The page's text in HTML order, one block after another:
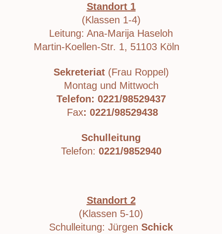
Standort 1
(Klassen 1-4)
Leitung: Ana-Marija Haseloh
Martin-Koellen-Str. 1, 51103 Köln
Sekreteriat(Frau Roppel)
Montag und Mittwoch
Telefon: 0221/98529437
Fax: 0221/98529438
Schulleitung
Telefon: 0221/9852940
Standort 2
(Klassen 5-10)
Schulleitung: Jürgen Schick